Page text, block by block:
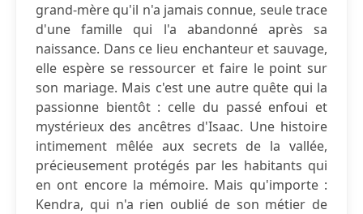
grand-mère qu'il n'a jamais connue, seule trace
d'une famille qui l'a abandonné après sa
naissance. Dans ce lieu enchanteur et sauvage,
elle espère se ressourcer et faire le point sur
son mariage. Mais c'est une autre quête qui la
passionne bientôt : celle du passé enfoui et
mystérieux des ancêtres d'Isaac. Une histoire
intimement mêlée aux secrets de la vallée,
précieusement protégés par les habitants qui
en ont encore la mémoire. Mais qu'importe :
Kendra, qui n'a rien oublié de son métier de